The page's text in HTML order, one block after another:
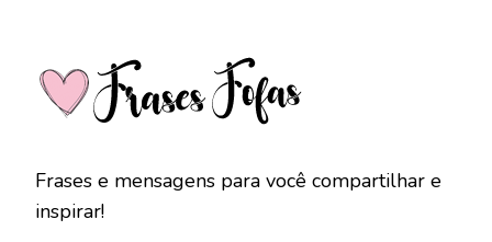
Frases e mensagens para você compartilhar e
inspirar!